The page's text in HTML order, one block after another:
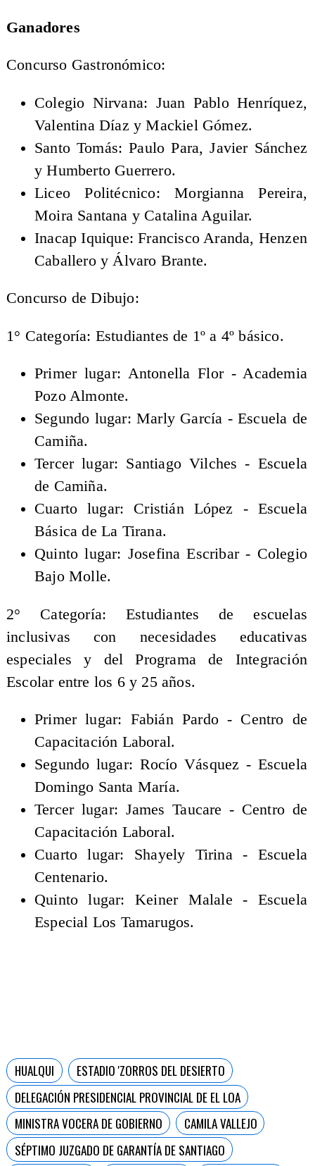
Ganadores
Concurso Gastronómico:
Colegio Nirvana: Juan Pablo Henríquez,
Valentina Díaz y Mackiel Gómez.
Santo Tomás: Paulo Para, Javier Sánchez
y Humberto Guerrero.
Liceo Politécnico: Morgianna Pereira,
Moira Santana y Catalina Aguilar.
Inacap Iquique: Francisco Aranda, Henzen
Caballero y Álvaro Brante.
Concurso de Dibujo:
1° Categoría: Estudiantes de 1º a 4º básico.
Primer lugar: Antonella Flor - Academia
Pozo Almonte.
Segundo lugar: Marly García - Escuela de
Camiña.
Tercer lugar: Santiago Vilches - Escuela
de Camiña.
Cuarto lugar: Cristián López - Escuela
Básica de La Tirana.
Quinto lugar: Josefina Escribar - Colegio
Bajo Molle.
2° Categoría: Estudiantes de escuelas
inclusivas con necesidades educativas
especiales y del Programa de Integración
Escolar entre los 6 y 25 años.
Primer lugar: Fabián Pardo - Centro de
Capacitación Laboral.
Segundo lugar: Rocío Vásquez - Escuela
Domingo Santa María.
Tercer lugar: James Taucare - Centro de
Capacitación Laboral.
Cuarto lugar: Shayely Tirina - Escuela
Centenario.
Quinto lugar: Keiner Malale - Escuela
Especial Los Tamarugos.
HUALQUI
ESTADIO 'ZORROS DEL DESIERTO
DELEGACIÓN PRESIDENCIAL PROVINCIAL DE EL LOA
MINISTRA VOCERA DE GOBIERNO
CAMILA VALLEJO
SÉPTIMO JUZGADO DE GARANTÍA DE SANTIAGO